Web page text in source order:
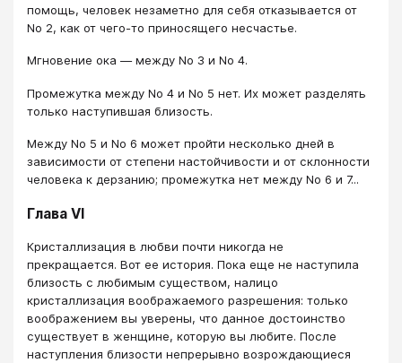
помощь, человек незаметно для себя отказывается от
No 2, как от чего-то приносящего несчастье.
Мгновение ока — между No 3 и No 4.
Промежутка между No 4 и No 5 нет. Их может разделять
только наступившая близость.
Между No 5 и No 6 может пройти несколько дней в
зависимости от степени настойчивости и от склонности
человека к дерзанию; промежутка нет между No 6 и 7...
Глава VI
Кристаллизация в любви почти никогда не
прекращается. Вот ее история. Пока еще не наступила
близость с любимым существом, налицо
кристаллизация воображаемого разрешения: только
воображением вы уверены, что данное достоинство
существует в женщине, которую вы любите. После
наступления близости непрерывно возрождающиеся